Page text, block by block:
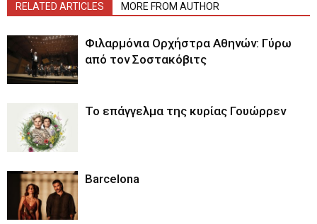
RELATED ARTICLES MORE FROM AUTHOR
Φιλαρμόνια Ορχήστρα Αθηνών: Γύρω
από τον Σοστακόβιτς
Το επάγγελμα της κυρίας Γουώρρεν
Barcelona